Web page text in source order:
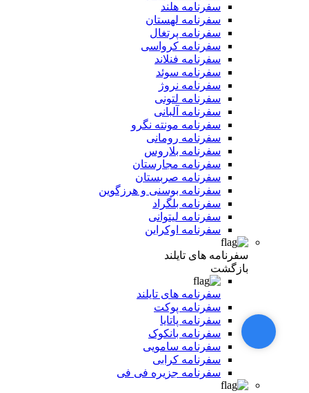
سفرنامه هلند
سفرنامه لهستان
سفرنامه پرتغال
سفرنامه کرواسی
سفرنامه فنلاند
سفرنامه سوئد
سفرنامه نروژ
سفرنامه لتونی
سفرنامه آلبانی
سفرنامه مونته نگرو
سفرنامه رومانی
سفرنامه بلاروس
سفرنامه مجارستان
سفرنامه صربستان
سفرنامه بوسنی و هرزگوین
سفرنامه بلگراد
سفرنامه لیتوانی
سفرنامه اوکراین
سفرنامه های تایلند
بازگشت
سفرنامه های تایلند
سفرنامه پوکت
سفرنامه پاتایا
سفرنامه بانکوک
سفرنامه سامویی
سفرنامه کرابی
سفرنامه جزیره فی فی